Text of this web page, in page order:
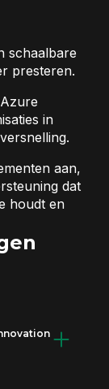
schaalbare
presteren.
in
aan,
dat
houdt en